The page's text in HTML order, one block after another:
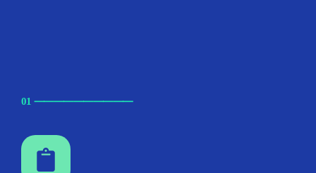
01 ⸺⸺⸺⸺⸺